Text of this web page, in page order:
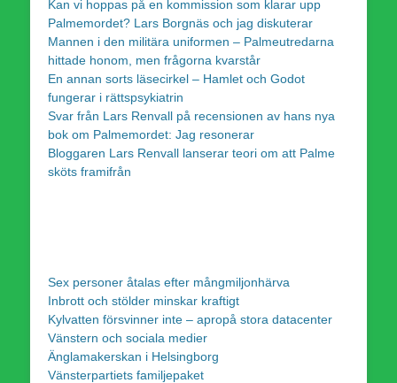
Kan vi hoppas på en kommission som klarar upp
Palmemordet? Lars Borgnäs och jag diskuterar
Mannen i den militära uniformen – Palmeutredarna
hittade honom, men frågorna kvarstår
En annan sorts läsecirkel – Hamlet och Godot
fungerar i rättspsykiatrin
Svar från Lars Renvall på recensionen av hans nya
bok om Palmemordet: Jag resonerar
Bloggaren Lars Renvall lanserar teori om att Palme
sköts framifrån
Sex personer åtalas efter mångmiljonhärva
Inbrott och stölder minskar kraftigt
Kylvatten försvinner inte – apropå stora datacenter
Vänstern och sociala medier
Änglamakerskan i Helsingborg
Vänsterpartiets familjepaket